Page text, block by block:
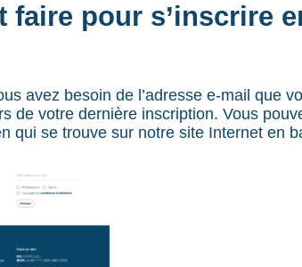
faire pour s’inscrire
avez besoin de l’adresse e-mail que
de votre dernière inscription. Vous
qui se trouve sur notre site Internet en